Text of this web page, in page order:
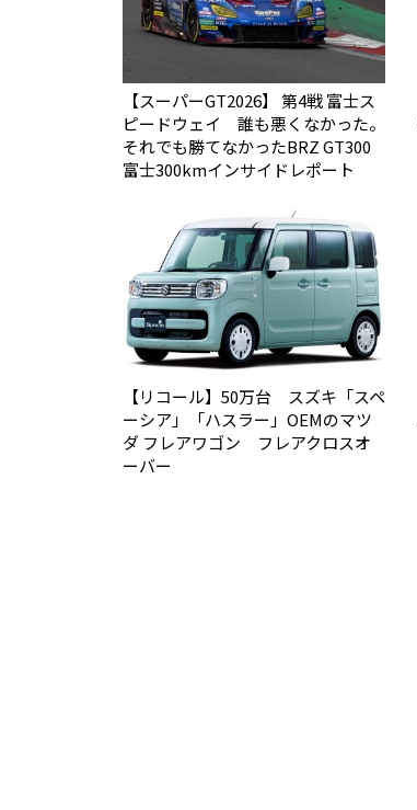
【スーパーGT2026】 第4戦 富士ス
ピードウェイ 誰も悪くなかった。
それでも勝てなかった――BRZ GT300
富士300kmインサイドレポート
【リコール】50万台 スズキ「スペ
ーシア」「ハスラー」OEMのマツ
ダ フレアワゴン フレアクロスオ
ーバー